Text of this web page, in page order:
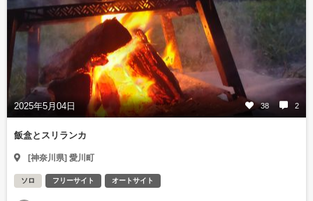
2025年5月04日 38 2
飯盒とスリランカ
[神奈川県] 愛川町
ソロ フリーサイト オートサイト